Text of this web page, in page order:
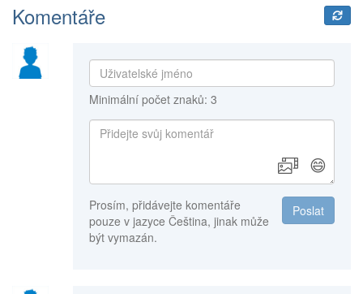
Komentáře
Minimální počet znaků: 3
😄
Poslat
Prosím, přidávejte komentáře
pouze v jazyce Čeština, jinak může
být vymazán.